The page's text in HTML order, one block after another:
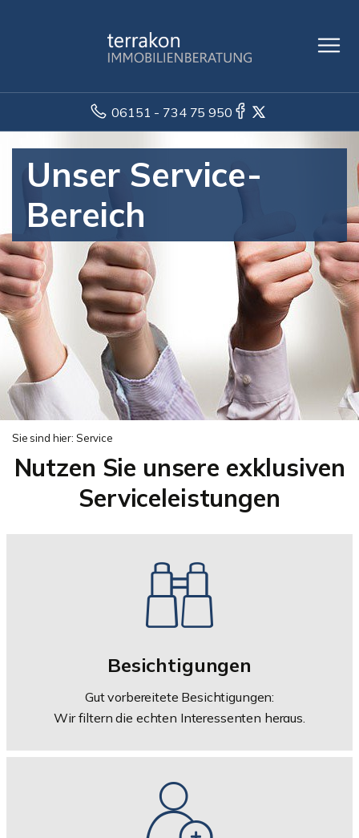
06151 - 734 75 950
Unser Service-
Bereich
Sie sind hier: Service
Nutzen Sie unsere exklusiven
Serviceleistungen
Besichtigungen
Gut vorbereitete Besichtigungen:
Wir filtern die echten Interessenten heraus.